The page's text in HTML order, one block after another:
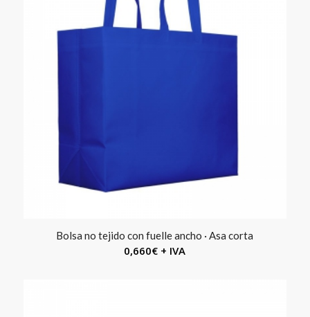
Bolsa no tejido con fuelle ancho · Asa corta
0,660€ + IVA